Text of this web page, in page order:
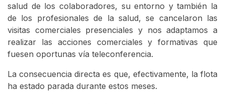
salud de los colaboradores, su entorno y también la
de los profesionales de la salud, se cancelaron las
visitas comerciales presenciales y nos adaptamos a
realizar las acciones comerciales y formativas que
fuesen oportunas vía teleconferencia.
La consecuencia directa es que, efectivamente, la flota
ha estado parada durante estos meses.